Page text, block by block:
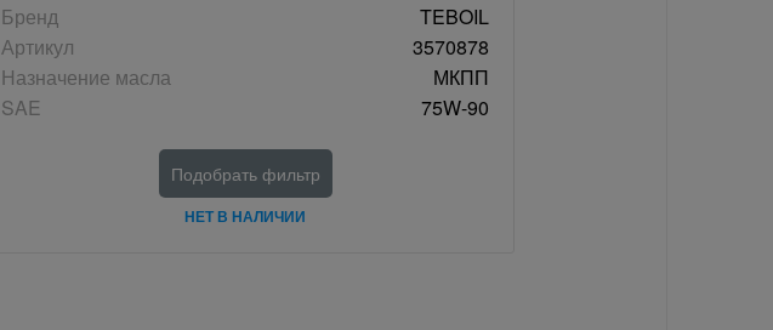
Бренд
TEBOIL
Артикул
3570878
Назначение масла
МКПП
SAE
75W-90
Подобрать фильтр
НЕТ В НАЛИЧИИ